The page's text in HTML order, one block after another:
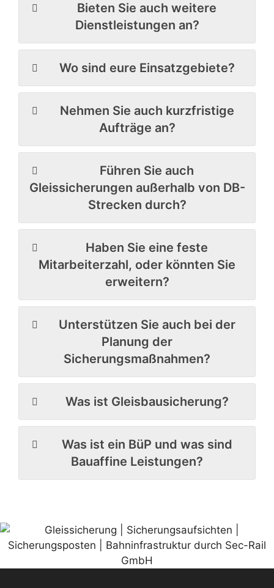
Bieten Sie auch weitere
Dienstleistungen an?
Wo sind eure Einsatzgebiete?
Nehmen Sie auch kurzfristige
Aufträge an?
Führen Sie auch
Gleissicherungen außerhalb von DB-
Strecken durch?
Haben Sie eine feste
Mitarbeiterzahl, oder könnten Sie
erweitern?
Unterstützen Sie auch bei der
Planung der
Sicherungsmaßnahmen?
Was ist Gleisbausicherung?
Was ist ein BüP und was sind
Bauaffine Leistungen?